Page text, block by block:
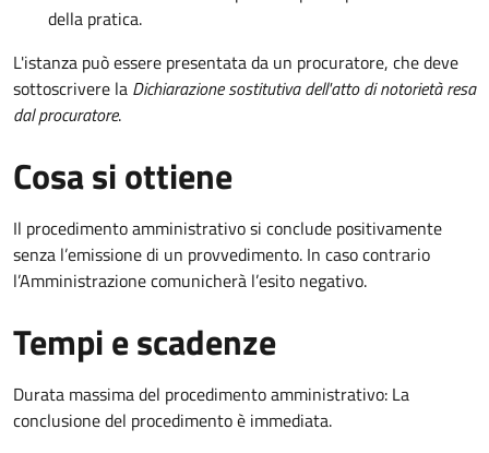
della pratica.
L'istanza può essere presentata da un procuratore, che deve
sottoscrivere la Dichiarazione sostitutiva dell'atto di notorietà resa
dal procuratore.
Cosa si ottiene
Il procedimento amministrativo si conclude positivamente
senza l’emissione di un provvedimento. In caso contrario
l’Amministrazione comunicherà l’esito negativo.
Tempi e scadenze
Durata massima del procedimento amministrativo: La
conclusione del procedimento è immediata.